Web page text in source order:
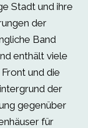
Stadt und ihre
der
Band
enthält viele
und die
der
gegenüber
für